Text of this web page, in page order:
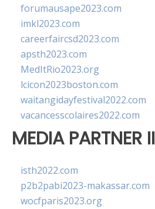
forumausape2023.com
imkl2023.com
careerfaircsd2023.com
apsth2023.com
MedItRio2023.org
lcicon2023boston.com
waitangidayfestival2022.com
vacancesscolaires2022.com
MEDIA PARTNER II
isth2022.com
p2b2pabi2023-makassar.com
wocfparis2023.org